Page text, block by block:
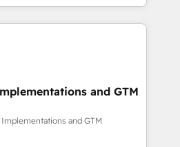
companies in building
and customer success
we combine human insight
team designs solutions
boost performance, and
🌍 Highlights •
2012 • 2022 EMEA Impact
and GTM
and GTM